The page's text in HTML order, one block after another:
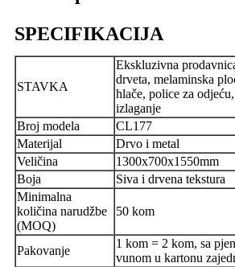
SPECIFIKACIJA
STAVKA
Ekskluzivna
drveta, melaminska
hlače, police za
izlaganje
Broj modela
CL177
Materijal
Drvo i metal
Veličina
1300x700x1550mm
Boja
Siva i drvena tekstura
Minimalna
količina narudžbe
(MOQ)
50 kom
Pakovanje
1 kom = 2 kom, sa
vunom u kartonu